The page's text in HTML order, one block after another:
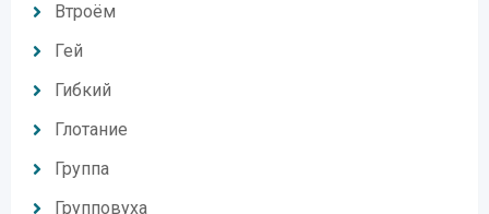
Втроём
Гей
Гибкий
Глотание
Группа
Групповуха